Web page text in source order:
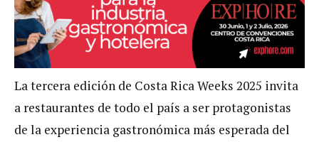
La tercera edición de Costa Rica Weeks 2025 invita
a restaurantes de todo el país a ser protagonistas
de la experiencia gastronómica más esperada del